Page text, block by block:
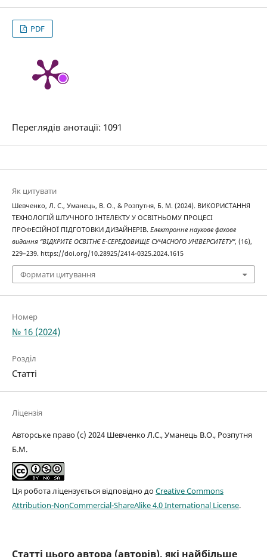
PDF
Переглядів анотації: 1091
Як цитувати
Шевченко, Л. С., Уманець, В. О., & Розпутня, Б. М. (2024). ВИКОРИСТАННЯ
ТЕХНОЛОГІЙ ШТУЧНОГО ІНТЕЛЕКТУ У ОСВІТНЬОМУ ПРОЦЕСІ
ПРОФЕСІЙНОЇ ПІДГОТОВКИ ДИЗАЙНЕРІВ. Електронне наукове фахове
видання “ВІДКРИТЕ ОСВІТНЄ Е-СЕРЕДОВИЩЕ СУЧАСНОГО УНІВЕРСИТЕТУ”, (16),
229–239. https://doi.org/10.28925/2414-0325.2024.1615
Формати цитування
Номер
№ 16 (2024)
Розділ
Статті
Ліцензія
Авторське право (c) 2024 Шевченко Л.С., Уманець В.О., Розпутня
Б.М.
Ця робота ліцензується відповідно доCreative Commons
Attribution-NonCommercial-ShareAlike 4.0 International License.
Статті цього автора (авторів), які найбільше